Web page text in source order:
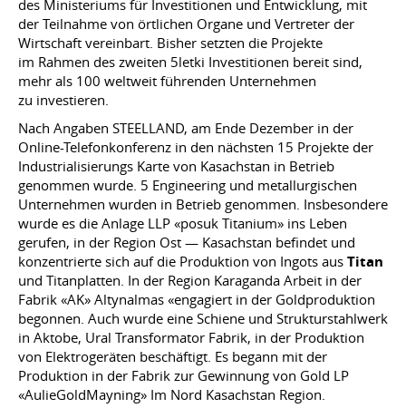
des Ministeriums für Investitionen und Entwicklung, mit
der Teilnahme von örtlichen Organe und Vertreter der
Wirtschaft vereinbart. Bisher setzten die Projekte
im Rahmen des zweiten 5letki Investitionen bereit sind,
mehr als 100 weltweit führenden Unternehmen
zu investieren.
Nach Angaben STEELLAND, am Ende Dezember in der
Online-Telefonkonferenz in den nächsten 15 Projekte der
Industrialisierungs Karte von Kasachstan in Betrieb
genommen wurde. 5 Engineering und metallurgischen
Unternehmen wurden in Betrieb genommen. Insbesondere
wurde es die Anlage LLP «posuk Titanium» ins Leben
gerufen, in der Region Ost — Kasachstan befindet und
konzentrierte sich auf die Produktion von Ingots aus Titan
und Titanplatten. In der Region Karaganda Arbeit in der
Fabrik «AK» Altynalmas «engagiert in der Goldproduktion
begonnen. Auch wurde eine Schiene und Strukturstahlwerk
in Aktobe, Ural Transformator Fabrik, in der Produktion
von Elektrogeräten beschäftigt. Es begann mit der
Produktion in der Fabrik zur Gewinnung von Gold LP
«AulieGoldMayning» Im Nord Kasachstan Region.